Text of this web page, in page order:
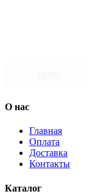
О нас
Главная
Оплата
Доставка
Контакты
Каталог